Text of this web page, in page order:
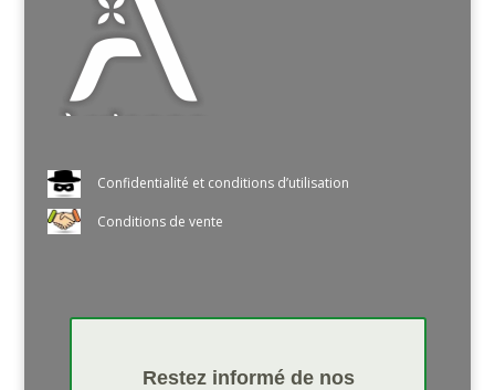
Confidentialité et conditions d’utilisation
Conditions de vente